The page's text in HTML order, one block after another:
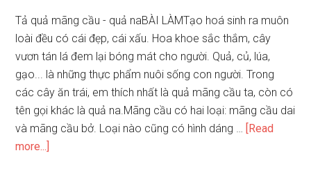
Tả quả mãng cầu - quả naBÀI LÀMTạo hoá sinh ra muôn
loài đều có cái đẹp, cái xấu. Hoa khoe sắc thắm, cây
vươn tán lá đem lại bóng mát cho người. Quả, củ, lúa,
gạo... là những thực phẩm nuôi sống con người. Trong
các cây ăn trái, em thích nhất là quả mãng cầu ta, còn có
tên gọi khác là quả na.Mãng cầu có hai loại: mãng cầu dai
và mãng cầu bở. Loại nào cũng có hình dáng … [Read
more...]